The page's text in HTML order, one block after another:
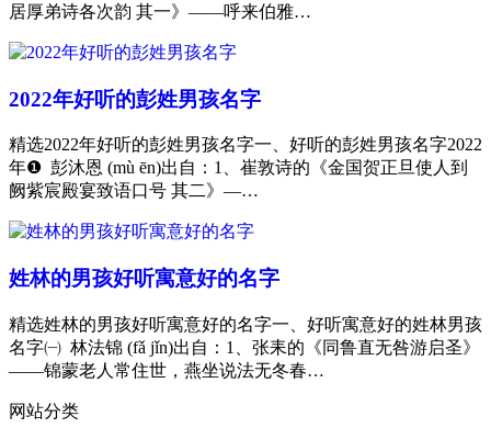
居厚弟诗各次韵 其一》——呼来伯雅…
2022年好听的彭姓男孩名字
精选2022年好听的彭姓男孩名字一、好听的彭姓男孩名字2022
年❶ 彭沐恩 (mù ēn)出自：1、崔敦诗的《金国贺正旦使人到
阙紫宸殿宴致语口号 其二》—…
姓林的男孩好听寓意好的名字
精选姓林的男孩好听寓意好的名字一、好听寓意好的姓林男孩
名字㈠ 林法锦 (fǎ jǐn)出自：1、张耒的《同鲁直无咎游启圣》
——锦蒙老人常住世，燕坐说法无冬春…
网站分类